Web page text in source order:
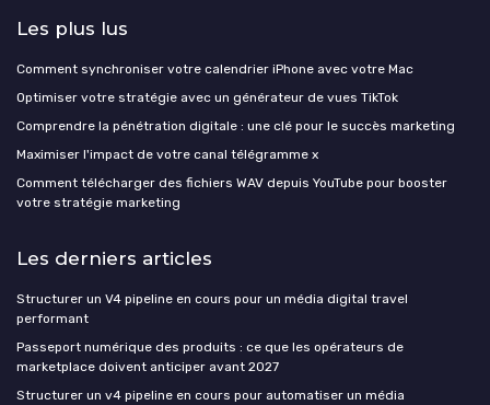
Les plus lus
Comment synchroniser votre calendrier iPhone avec votre Mac
Optimiser votre stratégie avec un générateur de vues TikTok
Comprendre la pénétration digitale : une clé pour le succès marketing
Maximiser l'impact de votre canal télégramme x
Comment télécharger des fichiers WAV depuis YouTube pour booster
votre stratégie marketing
Les derniers articles
Structurer un V4 pipeline en cours pour un média digital travel
performant
Passeport numérique des produits : ce que les opérateurs de
marketplace doivent anticiper avant 2027
Structurer un v4 pipeline en cours pour automatiser un média